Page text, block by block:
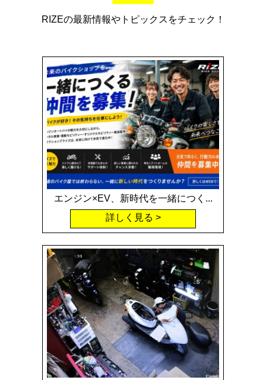
RIZEの最新情報やトピックスをチェック！
エンジン×EV、新時代を一緒につく...
詳しく見る